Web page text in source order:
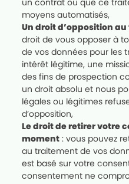
un contrat ou que ce
moyens automatisés,
Un droit d’opposition
droit de vous opposer à
de vos données pour les
intérêt légitime, une
des fins de prospection
un droit absolu et nous
légales ou légitimes
d’opposition,
Le droit de retirer votre
moment: vous pouvez
au traitement de vos
est basé sur votre
consentement ne